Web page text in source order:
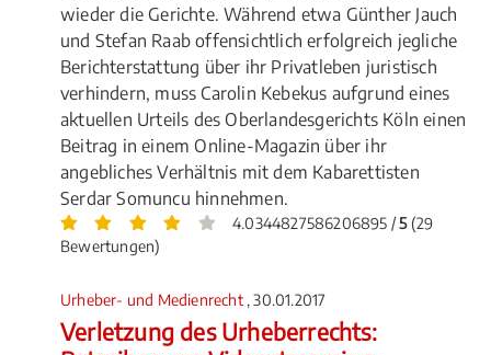
wieder die Gerichte. Während etwa Günther Jauch
und Stefan Raab offensichtlich erfolgreich jegliche
Berichterstattung über ihr Privatleben juristisch
verhindern, muss Carolin Kebekus aufgrund eines
aktuellen Urteils des Oberlandesgerichts Köln einen
Beitrag in einem Online-Magazin über ihr
angebliches Verhältnis mit dem Kabarettisten
Serdar Somuncu hinnehmen.
4.0344827586206895 /5(29
Bewertungen)
Urheber- und Medienrecht , 30.01.2017
Verletzung des Urheberrechts: